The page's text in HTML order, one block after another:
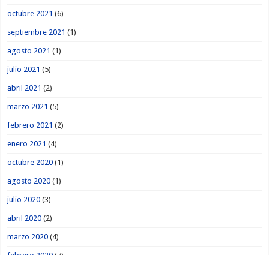
octubre 2021 (6)
septiembre 2021 (1)
agosto 2021 (1)
julio 2021 (5)
abril 2021 (2)
marzo 2021 (5)
febrero 2021 (2)
enero 2021 (4)
octubre 2020 (1)
agosto 2020 (1)
julio 2020 (3)
abril 2020 (2)
marzo 2020 (4)